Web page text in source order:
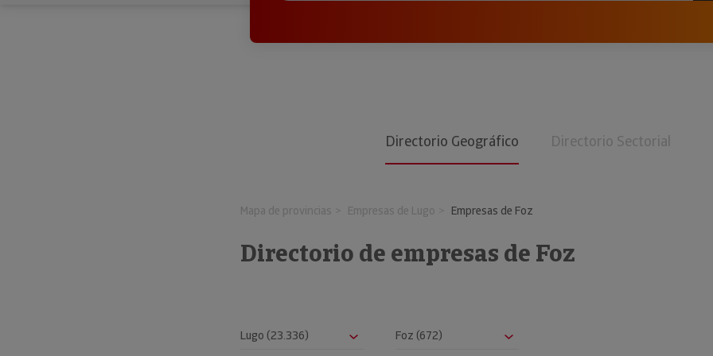
Directorio Geográfico Directorio Sectorial
Mapa de provincias Empresas de Lugo Empresas de Foz
Directorio de empresas de Foz